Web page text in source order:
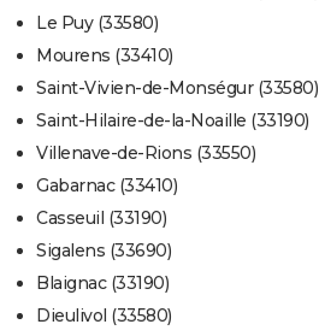
Le Puy (33580)
Mourens (33410)
Saint-Vivien-de-Monségur (33580)
Saint-Hilaire-de-la-Noaille (33190)
Villenave-de-Rions (33550)
Gabarnac (33410)
Casseuil (33190)
Sigalens (33690)
Blaignac (33190)
Dieulivol (33580)